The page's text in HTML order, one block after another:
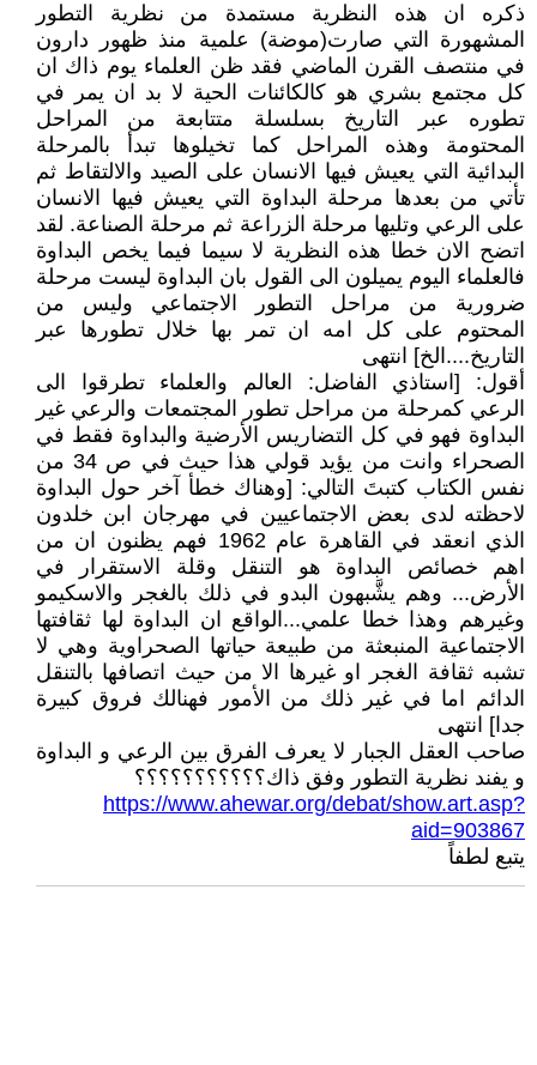
ذكره ان هذه النظرية مستمدة من نظرية التطور
المشهورة التي صارت(موضة) علمية منذ ظهور دارون
في منتصف القرن الماضي فقد ظن العلماء يوم ذاك ان
كل مجتمع بشري هو كالكائنات الحية لا بد ان يمر في
تطوره عبر التاريخ بسلسلة متتابعة من المراحل
المحتومة وهذه المراحل كما تخيلوها تبدأ بالمرحلة
البدائية التي يعيش فيها الانسان على الصيد والالتقاط ثم
تأتي من بعدها مرحلة البداوة التي يعيش فيها الانسان
على الرعي وتليها مرحلة الزراعة ثم مرحلة الصناعة. لقد
اتضح الان خطا هذه النظرية لا سيما فيما يخص البداوة
فالعلماء اليوم يميلون الى القول بان البداوة ليست مرحلة
ضرورية من مراحل التطور الاجتماعي وليس من
المحتوم على كل امه ان تمر بها خلال تطورها عبر
التاريخ....الخ] انتهى
أقول: [استاذي الفاضل: العالم والعلماء تطرقوا الى
الرعي كمرحلة من مراحل تطور المجتمعات والرعي غير
البداوة فهو في كل التضاريس الأرضية والبداوة فقط في
الصحراء وانت من يؤيد قولي هذا حيث في ص 34 من
نفس الكتاب كتبتَ التالي: [وهناك خطأ آخر حول البداوة
لاحظته لدى بعض الاجتماعيين في مهرجان ابن خلدون
الذي انعقد في القاهرة عام 1962 فهم يظنون ان من
اهم خصائص البداوة هو التنقل وقلة الاستقرار في
الأرض... وهم يشَّبهون البدو في ذلك بالغجر والاسكيمو
وغيرهم وهذا خطا علمي...الواقع ان البداوة لها ثقافتها
الاجتماعية المنبعثة من طبيعة حياتها الصحراوية وهي لا
تشبه ثقافة الغجر او غيرها الا من حيث اتصافها بالتنقل
الدائم اما في غير ذلك من الأمور فهنالك فروق كبيرة
جدا] انتهى
صاحب العقل الجبار لا يعرف الفرق بين الرعي و البداوة
و يفند نظرية التطور وفق ذاك؟؟؟؟؟؟؟؟؟؟؟
https://www.ahewar.org/debat/show.art.asp?
aid=903867
يتبع لطفاً